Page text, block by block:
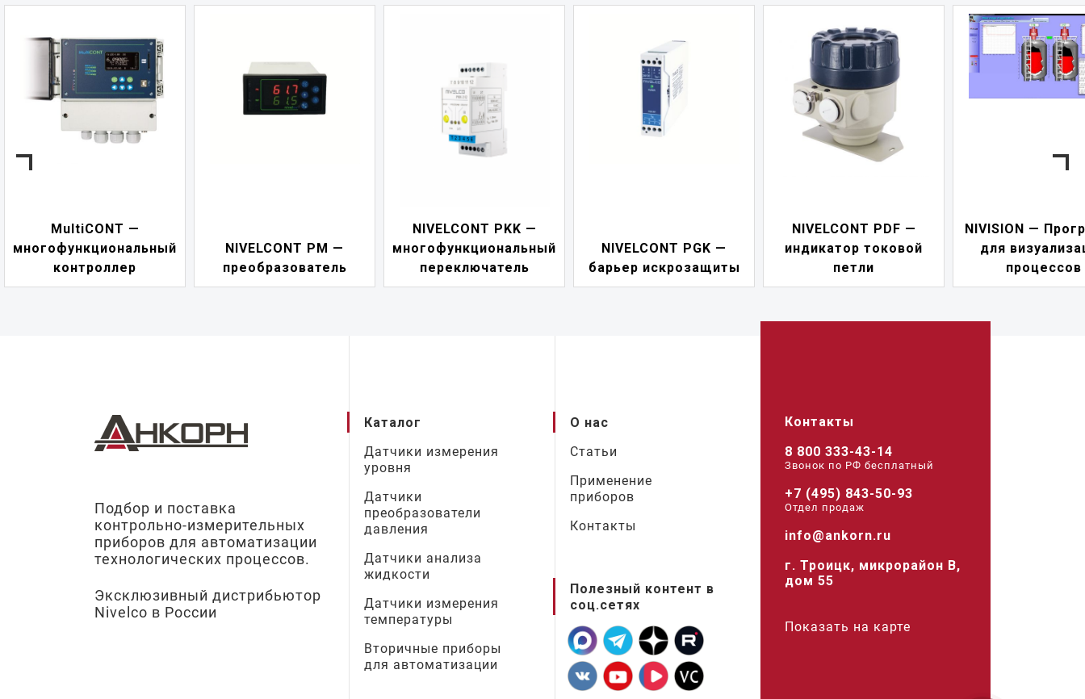
NIVELCONT PM —
преобразователь
многофункциональный
переключатель
NIVELCONT PGK —
барьер искрозащиты
индикатор токовой
петли
NIVISION — Программа
для визуализации
процессов
NIPOWER —
питания
Подбор и поставка
контрольно-измерительных
приборов для автоматизации
технологических процессов.
Эксклюзивный дистрибьютор
Nivelco в России
Каталог
Датчики измерения
уровня
Датчики
преобразователи
давления
Датчики анализа
жидкости
Датчики измерения
температуры
Вторичные приборы
для автоматизации
О нас
Статьи
Применение
приборов
Контакты
Полезный контент в
соц.сетях
Контакты
8 800 333-43-14
Звонок по РФ беcплатный
+7 (495) 843-50-93
Отдел продаж
info@ankorn.ru
г. Троицк, микрорайон В,
дом 55
Показать на карте